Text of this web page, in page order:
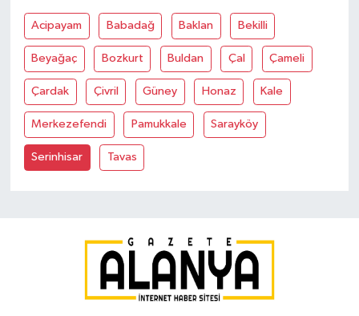
Acipayam Babadağ Baklan Bekilli
Beyağaç Bozkurt Buldan Çal Çameli
Çardak Çivril Güney Honaz Kale
Merkezefendi Pamukkale Sarayköy
Serinhisar Tavas